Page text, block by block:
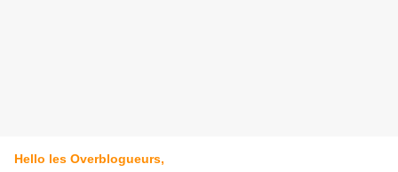
Hello les Overblogueurs,